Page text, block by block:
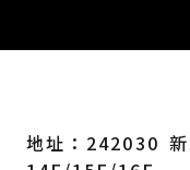
地址：242030